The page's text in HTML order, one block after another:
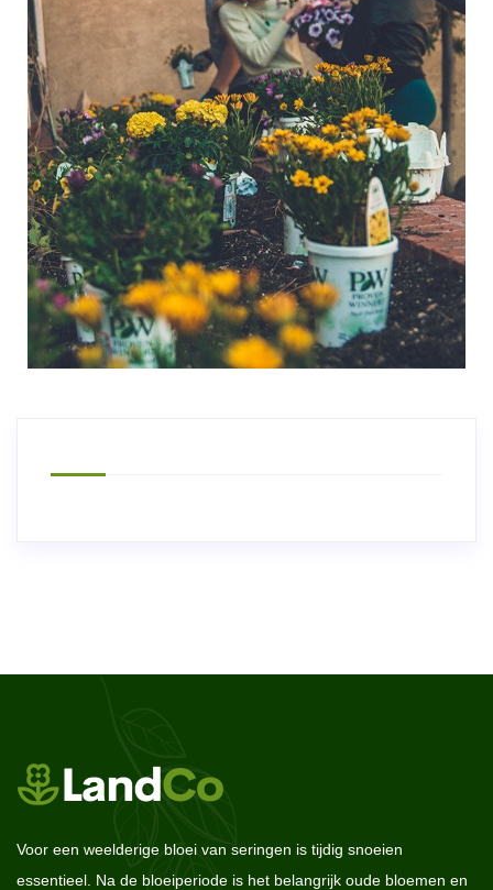
Voor een weelderige bloei van seringen is tijdig snoeien
essentieel. Na de bloeiperiode is het belangrijk oude bloemen en